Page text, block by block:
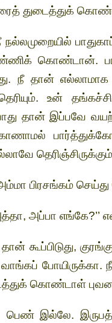
துடைத்துக்
கொண்டான்.
நீ தான் எல்லாமாக
உன்
தான் இப்பவே
பிரசங்கம்
அப்பா எங்கே?’’
தான் கூப்பிடுது,
போயிருக்கா.
கொண்டாள்
பெண் இல்லே.